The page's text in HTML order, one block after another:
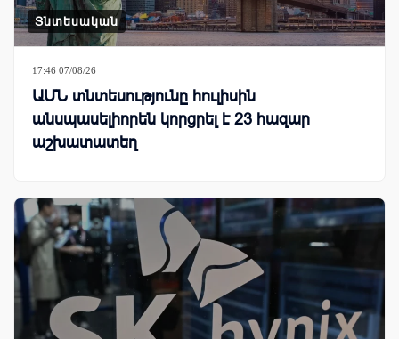
Տնտեսական
17:46 07/08/26
ԱՄՆ տնտեսությունը հուլիսին
անսպասելիորեն կորցրել է 23 հազար
աշխատատեղ